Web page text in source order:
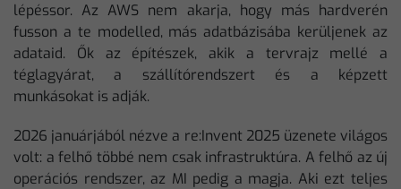
lépéssor. Az AWS nem akarja, hogy más hardverén
fusson a te modelled, más adatbázisába kerüljenek az
adataid. Ők az építészek, akik a tervrajz mellé a
téglagyárat, a szállítórendszert és a képzett
munkásokat is adják.
2026 januárjából nézve a re:Invent 2025 üzenete világos
volt: a felhő többé nem csak infrastruktúra. A felhő az új
operációs rendszer, az MI pedig a magja. Aki ezt teljes